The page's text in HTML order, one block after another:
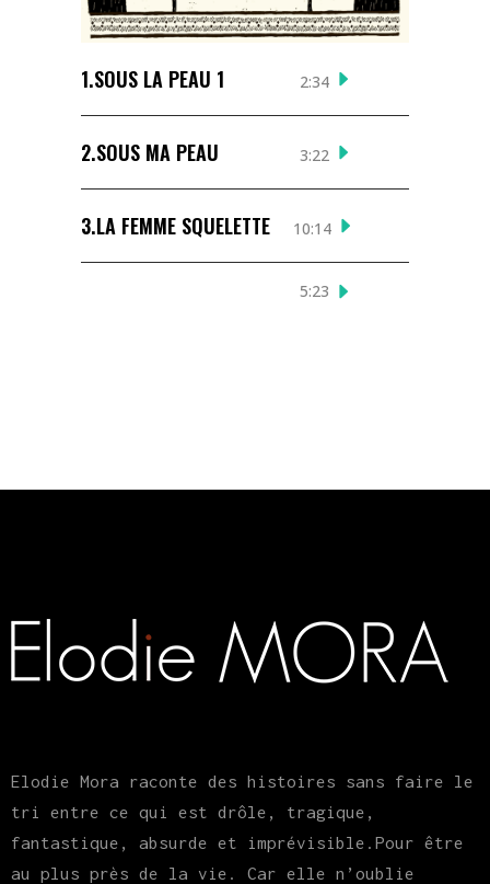
1.SOUS LA PEAU 1 2:34
2.SOUS MA PEAU 3:22
3.LA FEMME SQUELETTE 10:14
5:23
Elodie Mora raconte des histoires sans faire le
tri entre ce qui est drôle, tragique,
fantastique, absurde et imprévisible.Pour être
au plus près de la vie. Car elle n’oublie